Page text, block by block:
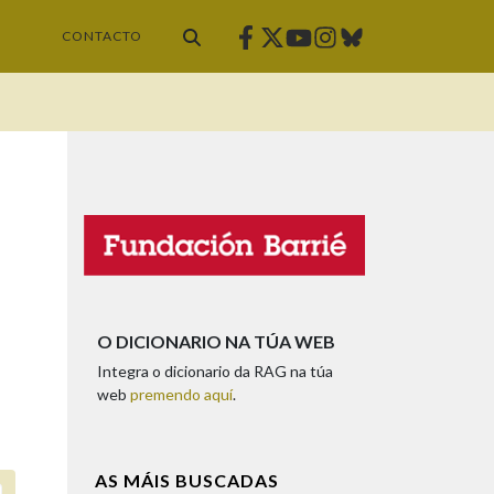
CONTACTO Facebook
Twitter
Youtube
Instagram
Bluesky
O DICIONARIO NA TÚA WEB
Integra o dicionario da RAG na túa
web premendo aquí.
AS MÁIS BUSCADAS